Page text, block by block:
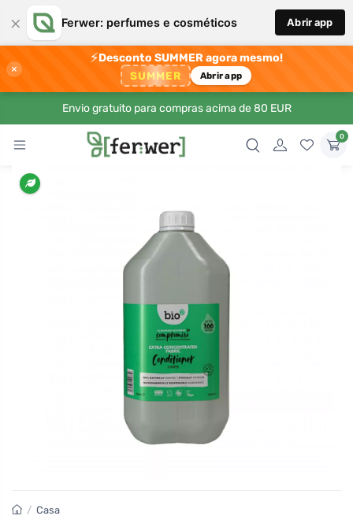
× Ferwer: perfumes e cosméticos Abrir app
×
⚡Desconto SUMMER agora mesmo!
SUMMER Abrir app
Envio gratuito para compras acima de 80 EUR
0
/ Casa